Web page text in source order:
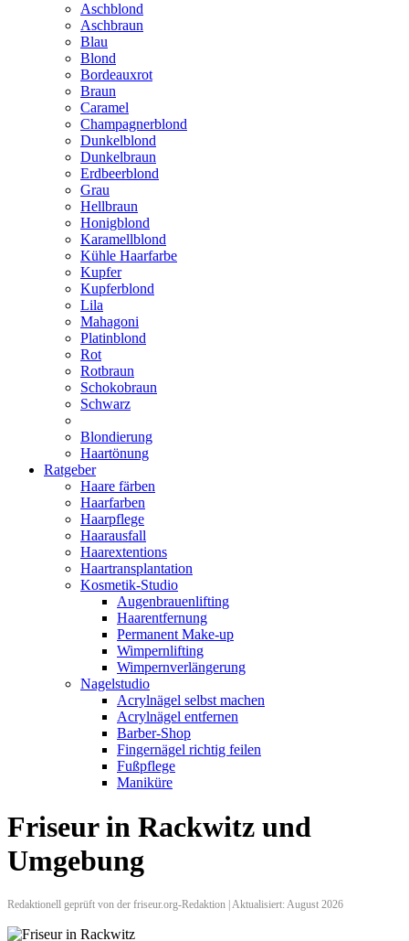
Aschblond
Aschbraun
Blau
Blond
Bordeauxrot
Braun
Caramel
Champagnerblond
Dunkelblond
Dunkelbraun
Erdbeerblond
Grau
Hellbraun
Honigblond
Karamellblond
Kühle Haarfarbe
Kupfer
Kupferblond
Lila
Mahagoni
Platinblond
Rot
Rotbraun
Schokobraun
Schwarz
Blondierung
Haartönung
Ratgeber
Haare färben
Haarfarben
Haarpflege
Haarausfall
Haarextentions
Haartransplantation
Kosmetik-Studio
Augenbrauenlifting
Haarentfernung
Permanent Make-up
Wimpernlifting
Wimpernverlängerung
Nagelstudio
Acrylnägel selbst machen
Acrylnägel entfernen
Barber-Shop
Fingernägel richtig feilen
Fußpflege
Maniküre
Friseur in Rackwitz und
Umgebung
Redaktionell geprüft von der friseur.org-Redaktion | Aktualisiert: August 2026